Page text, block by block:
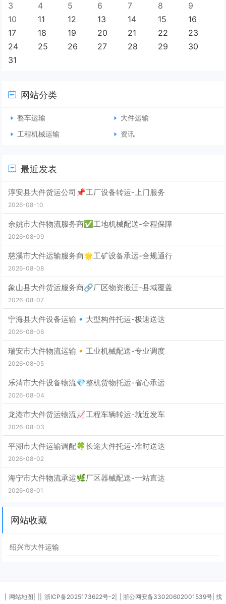
3
4 5 6 7 8
9
10
11 12 13 14 15
16
17
18 19 20 21 22
23
24
25 26 27 28 29
30
31
网站分类
整车运输
大件运输
工程机械运输
资讯
最近发表
淳安县大件货运公司📌工厂设备转运-上门服务
2026-08-10
余姚市大件物流服务商✅工地机械配送-全程保障
2026-08-09
慈溪市大件运输服务商🌟工矿设备承运-合规通行
2026-08-08
象山县大件货运服务商🔗厂区物资搬迁-县域覆盖
2026-08-07
宁海县大件设备运输🔹大型构件托运-极速送达
2026-08-06
瑞安市大件物流运输🔸工业机械配送-专业调度
2026-08-05
乐清市大件设备物流💎整机货物托运-省心承运
2026-08-04
龙港市大件货运物流📈工程车辆转运-就近发车
2026-08-03
平湖市大件运输调配🍀长途大件托运-准时送达
2026-08-02
海宁市大件物流承运🌿厂区器械配送-一站直达
2026-08-01
网站收藏
绍兴市大件运输
网站地图| 浙ICP备2025173622号-2| | 浙公网安备33020602001539号| 找